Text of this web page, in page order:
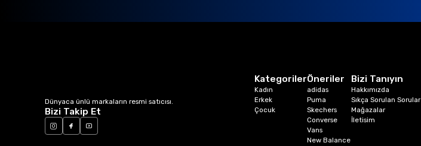
Dünyaca ünlü markaların resmi satıcısı.
Bizi Takip Et
Kategoriler
Kadın
Erkek
Çocuk
Öneriler
adidas
Puma
Skechers
Converse
Vans
New Balance
Bizi Tanıyın
Hakkımızda
Sıkça Sorulan Sorular
Mağazalar
İletisim